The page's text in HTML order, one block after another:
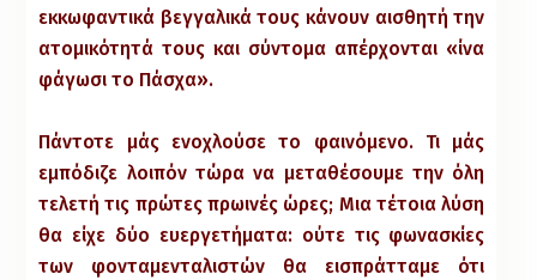
εκκωφαντικά βεγγαλικά τους κάνουν αισθητή την
ατομικότητά τους και σύντομα απέρχονται «ίνα
φάγωσι το Πάσχα».
Πάντοτε μάς ενοχλούσε το φαινόμενο. Τι μάς
εμπόδιζε λοιπόν τώρα να μεταθέσουμε την όλη
τελετή τις πρώτες πρωινές ώρες; Μια τέτοια λύση
θα είχε δύο ευεργετήματα: ούτε τις φωνασκίες
των φονταμενταλιστών θα εισπράτταμε ότι